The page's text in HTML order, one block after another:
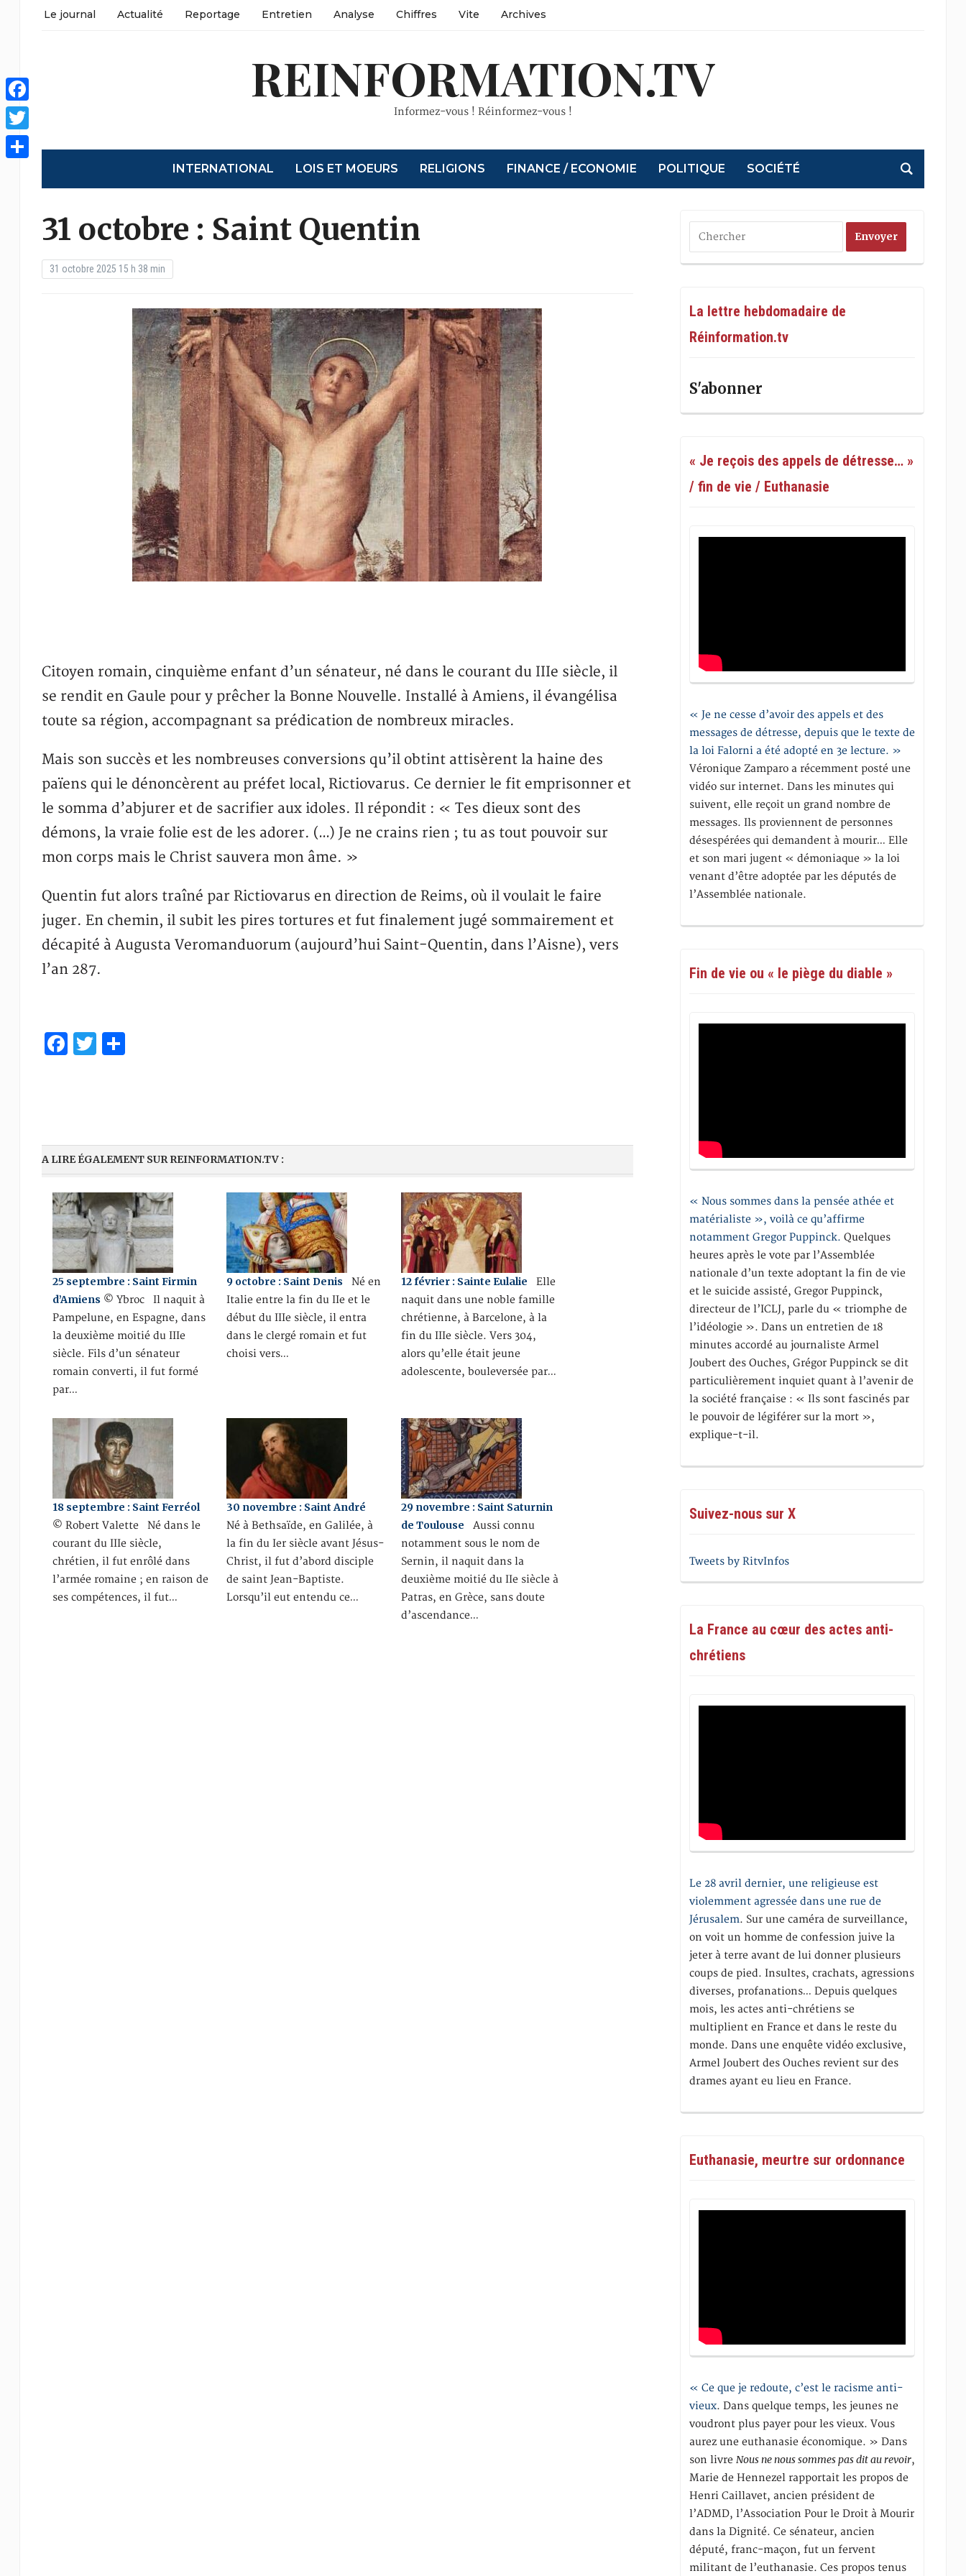
Le journal Actualité Reportage Entretien Analyse Chiffres Vite Archives
REINFORMATION.TV
Informez-vous ! Réinformez-vous !
INTERNATIONAL LOIS ET MOEURS RELIGIONS FINANCE / ECONOMIE POLITIQUE SOCIÉTÉ
31 octobre : Saint Quentin
31 octobre 2025 15 h 38 min
Citoyen romain, cinquième enfant d’un sénateur, né dans le courant du IIIe siècle, il
se rendit en Gaule pour y prêcher la Bonne Nouvelle. Installé à Amiens, il évangélisa
toute sa région, accompagnant sa prédication de nombreux miracles.
Mais son succès et les nombreuses conversions qu’il obtint attisèrent la haine des
païens qui le dénoncèrent au préfet local, Rictiovarus. Ce dernier le fit emprisonner et
le somma d’abjurer et de sacrifier aux idoles. Il répondit : « Tes dieux sont des
démons, la vraie folie est de les adorer. (…) Je ne crains rien ; tu as tout pouvoir sur
mon corps mais le Christ sauvera mon âme. »
Quentin fut alors traîné par Rictiovarus en direction de Reims, où il voulait le faire
juger. En chemin, il subit les pires tortures et fut finalement jugé sommairement et
décapité à Augusta Veromanduorum (aujourd’hui Saint-Quentin, dans l’Aisne), vers
l’an 287.
Facebook
Twitter
Partager
A LIRE ÉGALEMENT SUR REINFORMATION.TV :
25 septembre : Saint Firmin
d’Amiens © Ybroc Il naquit à
Pampelune, en Espagne, dans
la deuxième moitié du IIIe
siècle. Fils d’un sénateur
romain converti, il fut formé
par…
9 octobre : Saint Denis Né en
Italie entre la fin du IIe et le
début du IIIe siècle, il entra
dans le clergé romain et fut
choisi vers…
12 février : Sainte Eulalie Elle
naquit dans une noble famille
chrétienne, à Barcelone, à la
fin du IIIe siècle. Vers 304,
alors qu’elle était jeune
adolescente, bouleversée par…
18 septembre : Saint Ferréol
© Robert Valette Né dans le
courant du IIIe siècle,
chrétien, il fut enrôlé dans
l’armée romaine ; en raison de
ses compétences, il fut…
30 novembre : Saint André
Né à Bethsaïde, en Galilée, à
la fin du Ier siècle avant Jésus-
Christ, il fut d’abord disciple
de saint Jean-Baptiste.
Lorsqu’il eut entendu ce…
29 novembre : Saint Saturnin
de Toulouse Aussi connu
notamment sous le nom de
Sernin, il naquit dans la
deuxième moitié du IIe siècle à
Patras, en Grèce, sans doute
d’ascendance…
La lettre hebdomadaire de
Réinformation.tv
S'abonner
« Je reçois des appels de détresse… »
/ fin de vie / Euthanasie
« Je ne cesse d’avoir des appels et des
messages de détresse, depuis que le texte de
la loi Falorni a été adopté en 3e lecture. »
Véronique Zamparo a récemment posté une
vidéo sur internet. Dans les minutes qui
suivent, elle reçoit un grand nombre de
messages. Ils proviennent de personnes
désespérées qui demandent à mourir… Elle
et son mari jugent « démoniaque » la loi
venant d’être adoptée par les députés de
l’Assemblée nationale.
Fin de vie ou « le piège du diable »
« Nous sommes dans la pensée athée et
matérialiste », voilà ce qu’affirme
notamment Gregor Puppinck. Quelques
heures après le vote par l’Assemblée
nationale d’un texte adoptant la fin de vie
et le suicide assisté, Gregor Puppinck,
directeur de l’ICLJ, parle du « triomphe de
l’idéologie ». Dans un entretien de 18
minutes accordé au journaliste Armel
Joubert des Ouches, Grégor Puppinck se dit
particulièrement inquiet quant à l’avenir de
la société française : « Ils sont fascinés par
le pouvoir de légiférer sur la mort »,
explique-t-il.
Suivez-nous sur X
Tweets by RitvInfos
La France au cœur des actes anti-
chrétiens
Le 28 avril dernier, une religieuse est
violemment agressée dans une rue de
Jérusalem. Sur une caméra de surveillance,
on voit un homme de confession juive la
jeter à terre avant de lui donner plusieurs
coups de pied. Insultes, crachats, agressions
diverses, profanations… Depuis quelques
mois, les actes anti-chrétiens se
multiplient en France et dans le reste du
monde. Dans une enquête vidéo exclusive,
Armel Joubert des Ouches revient sur des
drames ayant eu lieu en France.
Euthanasie, meurtre sur ordonnance
« Ce que je redoute, c’est le racisme anti-
vieux. Dans quelque temps, les jeunes ne
voudront plus payer pour les vieux. Vous
aurez une euthanasie économique. » Dans
son livreNous ne nous sommes pas dit au revoir,
Marie de Hennezel rapportait les propos de
Henri Caillavet, ancien président de
l’ADMD, l’Association Pour le Droit à Mourir
dans la Dignité. Ce sénateur, ancien
député, franc-maçon, fut un fervent
militant de l’euthanasie. Ces propos tenus
Facebook
Twitter